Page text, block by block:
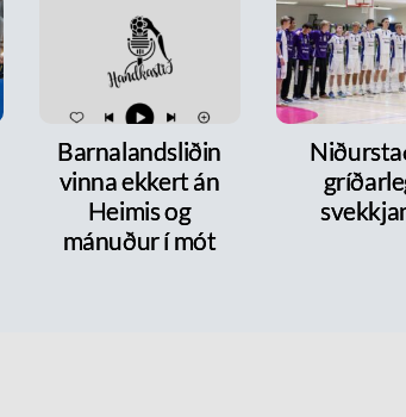
Barnalandsliðin
vinna ekkert án
Heimis og
mánuður í mót